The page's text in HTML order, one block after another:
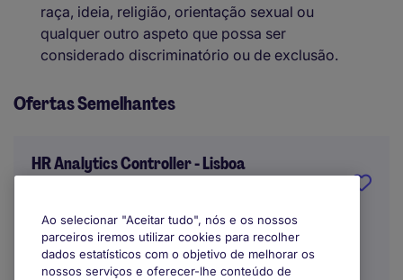
raça, ideia, religião, orientação sexual ou
qualquer outro aspeto que possa ser
considerado discriminatório ou de exclusão.
Ofertas Semelhantes
HR Analytics Controller - Lisboa
Lisboa
Indefinido
Ao selecionar "Aceitar tudo", nós e os nossos
parceiros iremos utilizar cookies para recolher
dados estatísticos com o objetivo de melhorar os
nossos serviços e oferecer-lhe conteúdo de